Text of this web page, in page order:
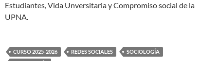
Estudiantes, Vida Unversitaria y Compromiso social de la
UPNA.
CURSO 2025-2026 REDES SOCIALES
SOCIOLOGÍA